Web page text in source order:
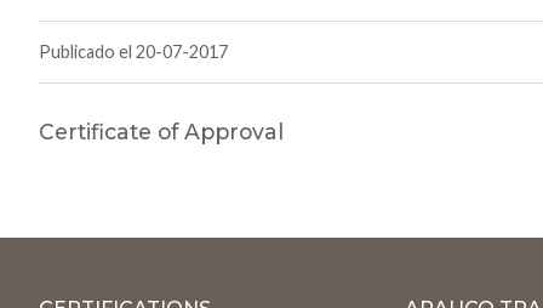
Publicado el 20-07-2017
Certificate of Approval